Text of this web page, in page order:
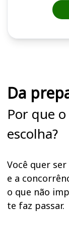
Da
Por que
escolha?
Você quer
e a
o que não
te faz passar.